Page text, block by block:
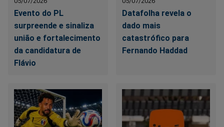
Evento do PL
surpreende e sinaliza
união e fortalecimento
da candidatura de
Flávio
Datafolha revela o
dado mais
catastrófico para
Fernando Haddad